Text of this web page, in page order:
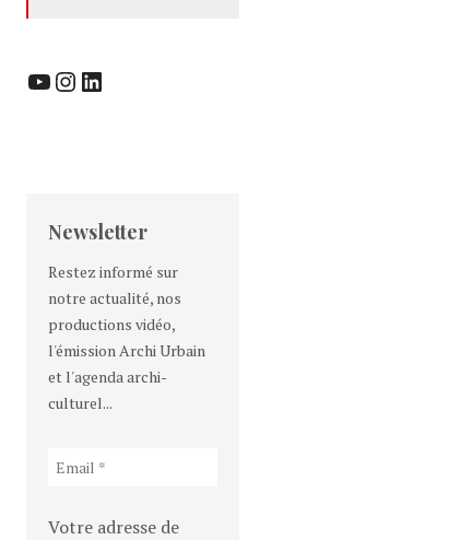
YouTube InstagramLinkedIn
Newsletter
Restez informé sur
notre actualité, nos
productions vidéo,
l'émission Archi Urbain
et l'agenda archi-
culturel...
Votre adresse de